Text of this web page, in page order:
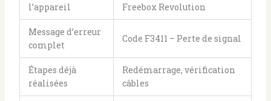
l’appareil
Freebox Revolution
Message d’erreur
complet
Code F3411 – Perte de signal
Étapes déjà
réalisées
Redémarrage, vérification
câbles